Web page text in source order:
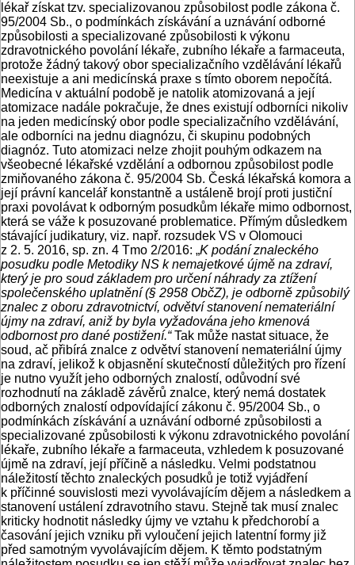
lékař získat tzv. specializovanou způsobilost podle zákona č.
95/2004 Sb., o podmínkách získávání a uznávání odborné
způsobilosti a specializované způsobilosti k výkonu
zdravotnického povolání lékaře, zubního lékaře a farmaceuta,
protože žádný takový obor specializačního vzdělávání lékařů
neexistuje a ani medicínská praxe s tímto oborem nepočítá.
Medicína v aktuální podobě je natolik atomizovaná a její
atomizace nadále pokračuje, že dnes existují odborníci nikoliv
na jeden medicínský obor podle specializačního vzdělávání,
ale odborníci na jednu diagnózu, či skupinu podobných
diagnóz. Tuto atomizaci nelze zhojit pouhým odkazem na
všeobecné lékařské vzdělání a odbornou způsobilost podle
zmiňovaného zákona č. 95/2004 Sb. Česká lékařská komora a
její právní kancelář konstantně a ustáleně brojí proti justiční
praxi povolávat k odborným posudkům lékaře mimo odbornost,
která se váže k posuzované problematice. Přímým důsledkem
stávající judikatury, viz. např. rozsudek VS v Olomouci
z 2. 5. 2016, sp. zn. 4 Tmo 2/2016: „K podání znaleckého
posudku podle Metodiky NS k nemajetkové újmě na zdraví,
který je pro soud základem pro určení náhrady za ztížení
společenského uplatnění (§ 2958 ObčZ), je odborně způsobilý
znalec z oboru zdravotnictví, odvětví stanovení nemateriální
újmy na zdraví, aniž by byla vyžadována jeho kmenová
odbornost pro dané postižení.“Tak může nastat situace, že
soud, ač přibírá znalce z odvětví stanovení nemateriální újmy
na zdraví, jelikož k objasnění skutečností důležitých pro řízení
je nutno využít jeho odborných znalostí, odůvodní své
rozhodnutí na základě závěrů znalce, který nemá dostatek
odborných znalostí odpovídající zákonu č. 95/2004 Sb., o
podmínkách získávání a uznávání odborné způsobilosti a
specializované způsobilosti k výkonu zdravotnického povolání
lékaře, zubního lékaře a farmaceuta, vzhledem k posuzované
újmě na zdraví, její příčině a následku. Velmi podstatnou
náležitostí těchto znaleckých posudků je totiž vyjádření
k příčinné souvislosti mezi vyvolávajícím dějem a následkem a
stanovení ustálení zdravotního stavu. Stejně tak musí znalec
kriticky hodnotit následky újmy ve vztahu k předchorobí a
časování jejich vzniku při vyloučení jejich latentní formy již
před samotným vyvolávajícím dějem. K těmto podstatným